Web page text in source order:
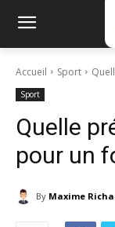
Accueil Sport
Sport
Quelle
pour un
By Maxime